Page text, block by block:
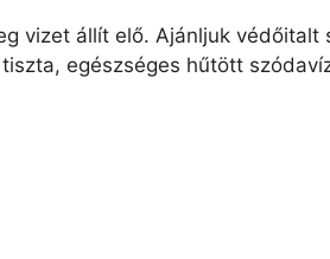
vizet állít elő. Ajánljuk
egészséges hűtött